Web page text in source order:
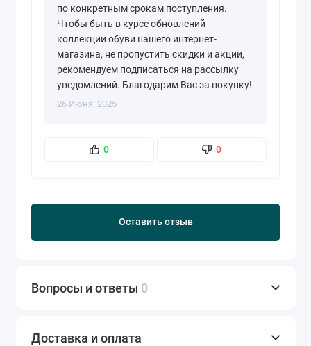
0 0
по конкретным срокам поступления.
Чтобы быть в курсе обновлений
коллекции обуви нашего интернет-
магазина, не пропустить скидки и акции,
рекомендуем подписаться на рассылку
уведомлений. Благодарим Вас за покупку!
26 Июня, 2025
Оставить отзыв
Вопросы и ответы 0
Доставка и оплата